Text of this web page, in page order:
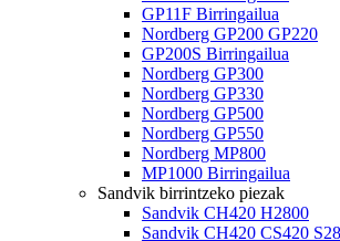
GP11F Birringailua
Nordberg GP200 GP220
GP200S Birringailua
Nordberg GP300
Nordberg GP330
Nordberg GP500
Nordberg GP550
Nordberg MP800
MP1000 Birringailua
Sandvik birrintzeko piezak
Sandvik CH420 H2800
Sandvik CH420 CS420